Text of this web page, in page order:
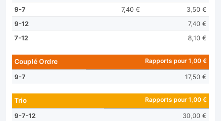
9-7
7,40 €
3,50 €
9-12
7,40 €
7-12
8,10 €
Couplé Ordre Rapports pour 1,00 €
9-7 17,50 €
Trio Rapports pour 1,00 €
9-7-12 30,00 €